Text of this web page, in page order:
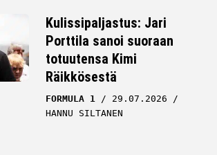
Kulissipaljastus: Jari
Porttila sanoi suoraan
totuutensa Kimi
Räikkösestä
FORMULA 1
29.07.2026
HANNU SILTANEN